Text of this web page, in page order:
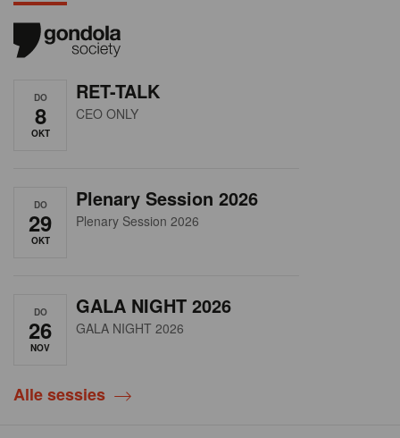
DO
8
OKT
RET-TALK
CEO ONLY
DO
29
OKT
Plenary Session 2026
Plenary Session 2026
DO
26
NOV
GALA NIGHT 2026
GALA NIGHT 2026
Alle sessies